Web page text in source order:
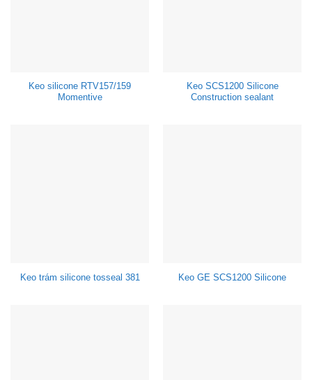
Keo silicone RTV157/159
Momentive
Keo SCS1200 Silicone
Construction sealant
Keo trám silicone tosseal 381 Keo GE SCS1200 Silicone